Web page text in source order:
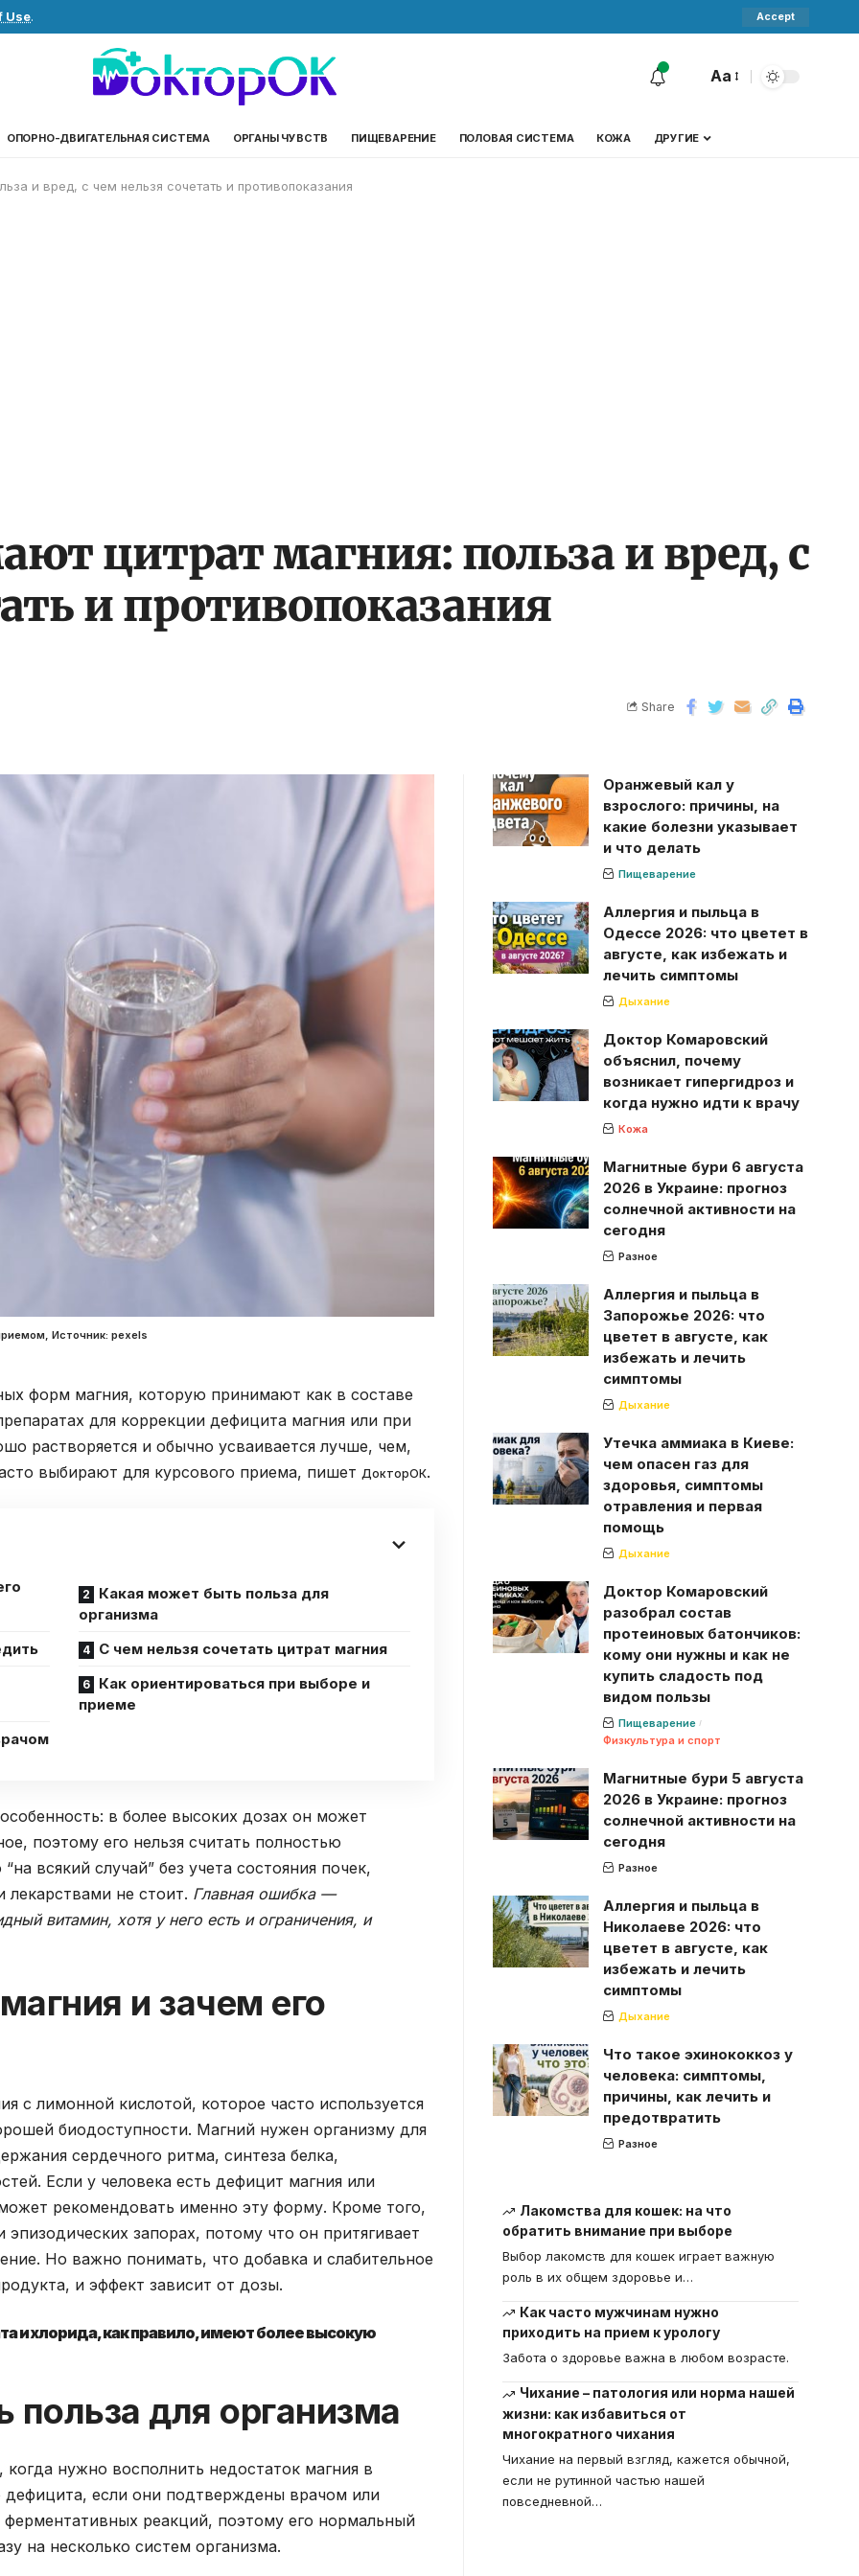
Use. Accept
Aa
ОПОРНО-ДВИГАТЕЛЬНАЯ СИСТЕМА ОРГАНЫ ЧУВСТВ ПИЩЕВАРЕНИЕ ПОЛОВАЯ СИСТЕМА КОЖА ДРУГИЕ
и вред, с чем нельзя сочетать и противопоказания
цитрат магния: польза и вред, с
и противопоказания
Share
Источник: pexels
форм магния, которую принимают как в составе
для коррекции дефицита магния или при
растворяется и обычно усваивается лучше, чем,
выбирают для курсового приема, пишет ДокторОК.
Какая может быть польза для
организма
С чем нельзя сочетать цитрат магния
Как ориентироваться при выборе и
приеме
в более высоких дозах он может
поэтому его нельзя считать полностью
всякий случай” без учета состояния почек,
не стоит. Главная ошибка —
витамин, хотя у него есть и ограничения, и
и зачем его
с лимонной кислотой, которое часто используется
биодоступности. Магний нужен организму для
сердечного ритма, синтеза белка,
Если у человека есть дефицит магния или
рекомендовать именно эту форму. Кроме того,
запорах, потому что он притягивает
Но важно понимать, что добавка и слабительное
и эффект зависит от дозы.
и хлорида, как правило, имеют более высокую
для организма
нужно восполнить недостаток магния в
если они подтверждены врачом или
ферментативных реакций, поэтому его нормальный
на несколько систем организма.
Оранжевый кал у
взрослого: причины, на
какие болезни указывает
и что делать
Пищеварение
Аллергия и пыльца в
Одессе 2026: что цветет в
августе, как избежать и
лечить симптомы
Дыхание
Доктор Комаровский
объяснил, почему
возникает гипергидроз и
когда нужно идти к врачу
Кожа
Магнитные бури 6 августа
2026 в Украине: прогноз
солнечной активности на
сегодня
Разное
Аллергия и пыльца в
Запорожье 2026: что
цветет в августе, как
избежать и лечить
симптомы
Дыхание
Утечка аммиака в Киеве:
чем опасен газ для
здоровья, симптомы
отравления и первая
помощь
Дыхание
Доктор Комаровский
разобрал состав
протеиновых батончиков:
кому они нужны и как не
купить сладость под
видом пользы
Пищеварение
Физкультура и спорт
Магнитные бури 5 августа
2026 в Украине: прогноз
солнечной активности на
сегодня
Разное
Аллергия и пыльца в
Николаеве 2026: что
цветет в августе, как
избежать и лечить
симптомы
Дыхание
Что такое эхинококкоз у
человека: симптомы,
причины, как лечить и
предотвратить
Разное
Лакомства для кошек: на что
обратить внимание при выборе
Выбор лакомств для кошек играет важную
роль в их общем здоровье и…
Как часто мужчинам нужно
приходить на прием к урологу
Забота о здоровье важна в любом возрасте.
Чихание – патология или норма нашей
жизни: как избавиться от
многократного чихания
Чихание на первый взгляд, кажется обычной,
если не рутинной частью нашей
повседневной…